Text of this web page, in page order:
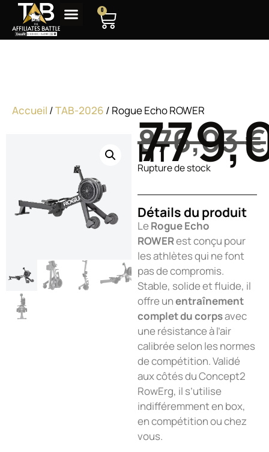
0
Rogue Echo ROWER
Accueil /TAB-2026 / Rogue Echo ROWER
876,03€
HT
Rupture de stock
Détails du produit
Le Rogue Echo
ROWERest conçu pour
les athlètes qui ne font
pas de compromis.
Stable, solide et fluide, il
offre unentraînement
complet du corpsavec
une résistance à l’air
calibrée selon les normes
de compétition. Validé
aux côtés du Concept2
RowErg, il s’utilise
indifféremment en box,
en compétition ou chez
vous.